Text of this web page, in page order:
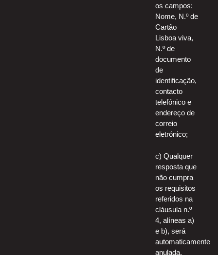
os campos:
Nome, N.º de
Cartão
Lisboa viva,
N.º de
documento
de
identificação,
contacto
telefónico e
endereço de
correio
eletrónico;
c) Qualquer
resposta que
não cumpra
os requisitos
referidos na
cláusula n.º
4, alíneas a)
e b), será
automaticamente
anulada.